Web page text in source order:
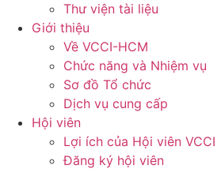
Thư viện tài liệu
Giới thiệu
Về VCCI-HCM
Chức năng và Nhiệm vụ
Sơ đồ Tổ chức
Dịch vụ cung cấp
Hội viên
Lợi ích của Hội viên VCCI
Đăng ký hội viên